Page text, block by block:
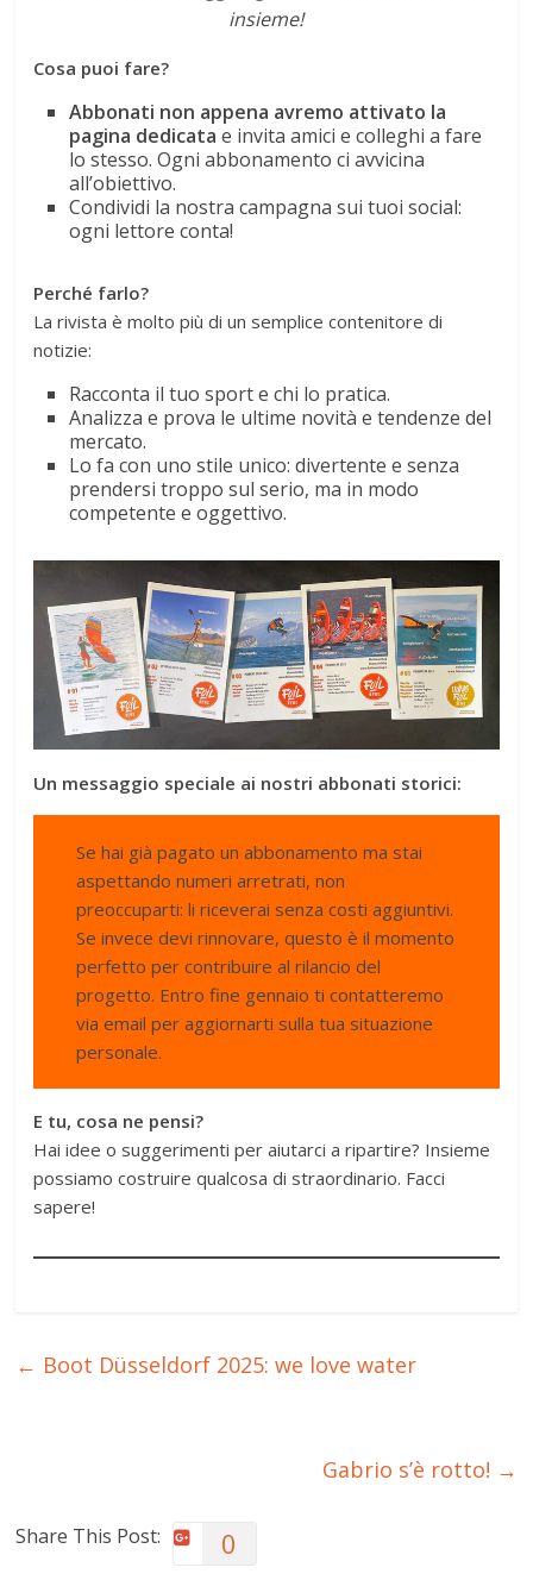
insieme!
Cosa puoi fare?
Abbonati non appena avremo attivato la
pagina dedicata e invita amici e colleghi a fare
lo stesso. Ogni abbonamento ci avvicina
all’obiettivo.
Condividi la nostra campagna sui tuoi social:
ogni lettore conta!
Perché farlo?
La rivista è molto più di un semplice contenitore di
notizie:
Racconta il tuo sport e chi lo pratica.
Analizza e prova le ultime novità e tendenze del
mercato.
Lo fa con uno stile unico: divertente e senza
prendersi troppo sul serio, ma in modo
competente e oggettivo.
Un messaggio speciale ai nostri abbonati storici:
Se hai già pagato un abbonamento ma stai
aspettando numeri arretrati, non
preoccuparti: li riceverai senza costi aggiuntivi.
Se invece devi rinnovare, questo è il momento
perfetto per contribuire al rilancio del
progetto. Entro fine gennaio ti contatteremo
via email per aggiornarti sulla tua situazione
personale.
E tu, cosa ne pensi?
Hai idee o suggerimenti per aiutarci a ripartire? Insieme
possiamo costruire qualcosa di straordinario. Facci
sapere!
← Boot Düsseldorf 2025: we love water
Gabrio s’è rotto! →
Share This Post: 0